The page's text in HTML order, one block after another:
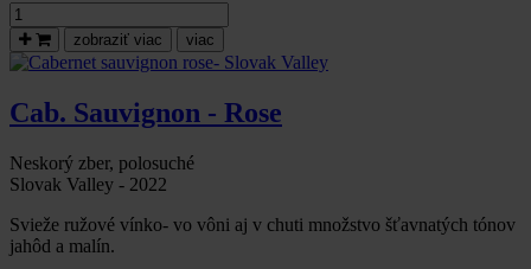
množstvo
Rizling
Rýnsky
2022,
zber,
-
Vinum
zobraziť viac viac
Cab. Sauvignon - Rose
Neskorý zber, polosuché
Slovak Valley - 2022
Svieže ružové vínko- vo vôni aj v chuti množstvo šťavnatých tónov
jahôd a malín.